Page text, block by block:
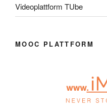
Videoplattform TUbe
MOOC PLATTFORM